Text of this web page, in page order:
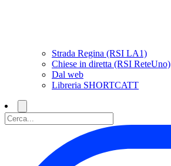
Strada Regina (RSI LA1)
Chiese in diretta (RSI ReteUno)
Dal web
Libreria SHORTCATT